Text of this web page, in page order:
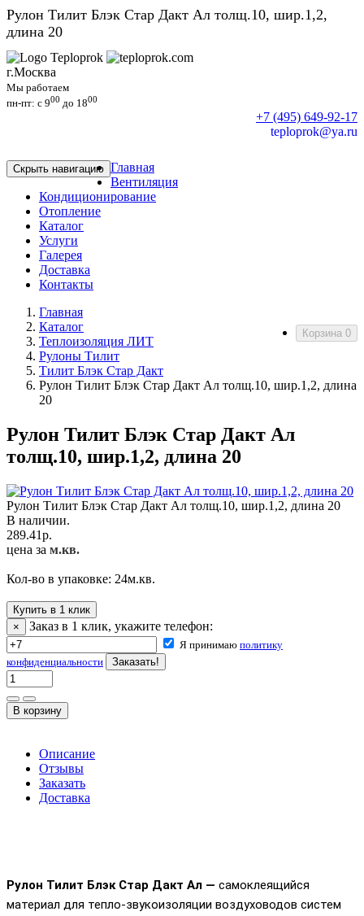
Рулон Тилит Блэк Стар Дакт Ал толщ.10, шир.1,2,
длина 20
г.Москва
Мы работаем
пн-пт: c 900 до 1800
+7 (495) 649-92-17
teploprok@ya.ru
Скрыть навигацию Главная
Вентиляция
Кондиционирование
Отопление
Каталог
Услуги
Галерея
Доставка
Контакты
Корзина 0
Главная
Каталог
Теплоизоляция ЛИТ
Рулоны Тилит
Тилит Блэк Стар Дакт
Рулон Тилит Блэк Стар Дакт Ал толщ.10, шир.1,2, длина
20
Рулон Тилит Блэк Стар Дакт Ал
толщ.10, шир.1,2, длина 20
Рулон Тилит Блэк Стар Дакт Ал толщ.10, шир.1,2, длина 20
В наличии.
289.41р.
цена за м.кв.
Кол-во в упаковке: 24м.кв.
Купить в 1 клик
×
Заказ в 1 клик, укажите телефон:
Я принимаю политику
конфиденциальности
Описание
Отзывы
Заказать
Доставка
Рулон Тилит Блэк Стар Дакт Ал — самоклеящийся
материал для тепло-звукоизоляции воздуховодов систем